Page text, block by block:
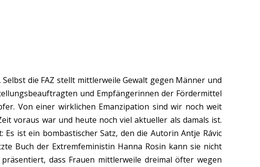
die FAZ stellt mittlerweile Gewalt gegen Männer und
und Empfängerinnen der Fördermittel
Von einer wirklichen Emanzipation sind wir noch weit
voraus war und heute noch viel aktueller als damals ist.
ist ein bombastischer Satz, den die Autorin Antje Rávic
Buch der Extremfeministin Hanna Rosin kann sie nicht
dass Frauen mittlerweile dreimal öfter wegen